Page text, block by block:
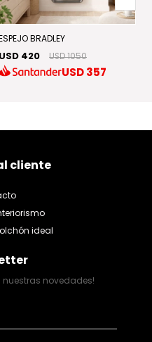
BRADLEY
USD 420 USD 1050
USD357
cliente
ideal
nuestras novedades!